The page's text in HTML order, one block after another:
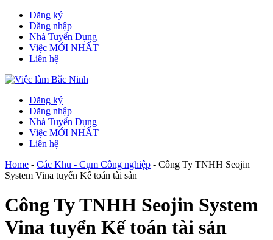
Đăng ký
Đăng nhập
Nhà Tuyển Dụng
Việc MỚI NHẤT
Liên hệ
Đăng ký
Đăng nhập
Nhà Tuyển Dụng
Việc MỚI NHẤT
Liên hệ
Home - Các Khu - Cụm Công nghiệp - Công Ty TNHH Seojin
System Vina tuyển Kế toán tài sản
Công Ty TNHH Seojin System
Vina tuyển Kế toán tài sản